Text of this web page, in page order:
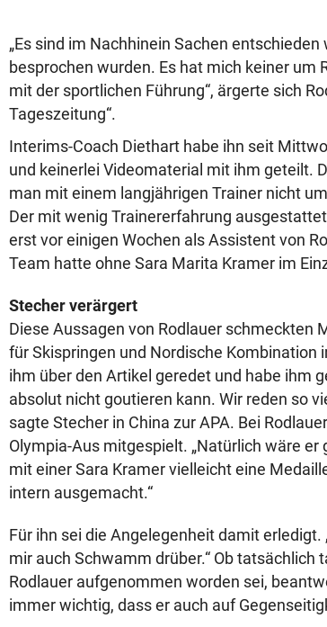
„Es sind im Nachhinein Sachen
besprochen wurden. Es hat mich keiner um
mit der sportlichen Führung“, ärgerte sich
Tageszeitung“.
Interims-Coach Diethart habe ihn seit
und keinerlei Videomaterial mit ihm geteilt.
man mit einem langjährigen Trainer nicht
Der mit wenig Trainererfahrung
erst vor einigen Wochen als Assistent von
Team hatte ohne Sara Marita Kramer im
Stecher verärgert
Diese Aussagen von Rodlauer schmeckten
für Skispringen und Nordische Kombination
ihm über den Artikel geredet und habe ihm
absolut nicht goutieren kann. Wir reden so
sagte Stecher in China zur APA. Bei
Olympia-Aus mitgespielt. „Natürlich wäre
mit einer Sara Kramer vielleicht eine
intern ausgemacht.“
Für ihn sei die Angelegenheit damit erledigt.
mir auch Schwamm drüber.“ Ob tatsächlich
Rodlauer aufgenommen worden sei,
immer wichtig, dass er auch auf